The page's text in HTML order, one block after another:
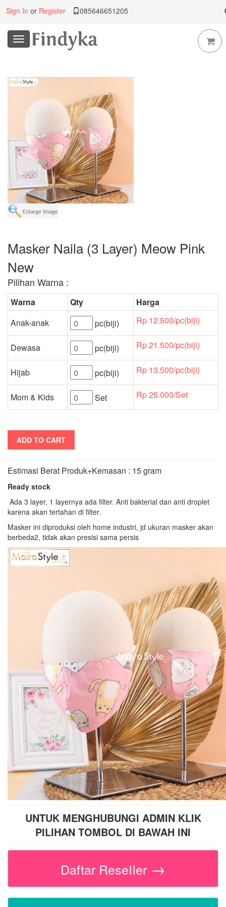
Sign In or Register 085646651205
Masker Naila (3 Layer) Meow Pink
New
Pilihan Warna :
Warna Qty
Harga
Anak-anak
pc(biji) Rp 12.500/pc(biji)
Dewasa pc(biji) Rp 21.500/pc(biji)
Hijab pc(biji) Rp 13.500/pc(biji)
Mom & Kids Set Rp 25.000/Set
ADD TO CART
Estimasi Berat Produk+Kemasan : 15 gram
Ready stock
Ada 3 layer, 1 layernya ada filter. Anti bakterial dan anti droplet
karena akan tertahan di filter.
Masker ini diproduksi oleh home industri, jd ukuran masker akan
berbeda2, tidak akan presisi sama persis
UNTUK MENGHUBUNGI ADMIN KLIK
PILIHAN TOMBOL DI BAWAH INI
Daftar ReseIIer →